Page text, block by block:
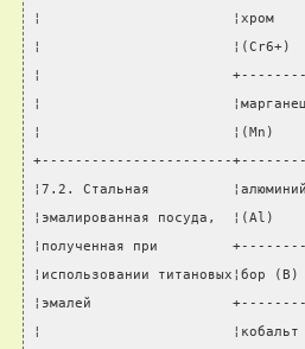
¦                       ¦хром
¦
¦                       +----------
¦
¦                       ¦(Mn)
+-----------------------
¦7.2. Стальная
¦эмалированная посуда,
¦полученная при
¦использовании
¦эмалей
¦